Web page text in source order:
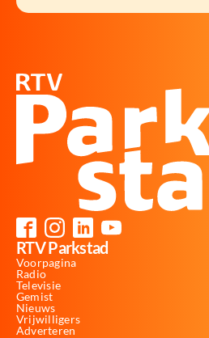
RTV Parkstad
Voorpagina
Radio
Televisie
Gemist
Nieuws
Vrijwilligers
Adverteren